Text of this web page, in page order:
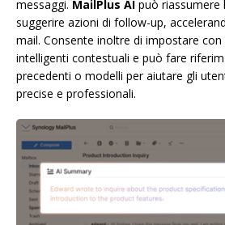
messaggi. MailPlus AI può riassumere
suggerire azioni di follow-up,
mail. Consente inoltre di impostare
intelligenti contestuali e può fare
precedenti o modelli per aiutare gli
precise e professionali.